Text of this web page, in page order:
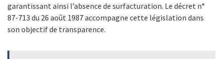
garantissant ainsi l’absence de surfacturation. Le décret n°
87-713 du 26 août 1987 accompagne cette législation dans
son objectif de transparence.